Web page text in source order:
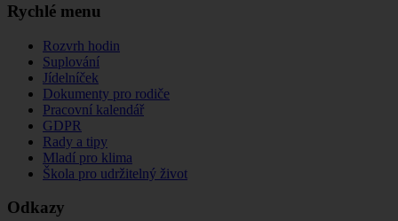
Rychlé menu
Rozvrh hodin
Suplování
Jídelníček
Dokumenty pro rodiče
Pracovní kalendář
GDPR
Rady a tipy
Mladí pro klima
Škola pro udržitelný život
Odkazy